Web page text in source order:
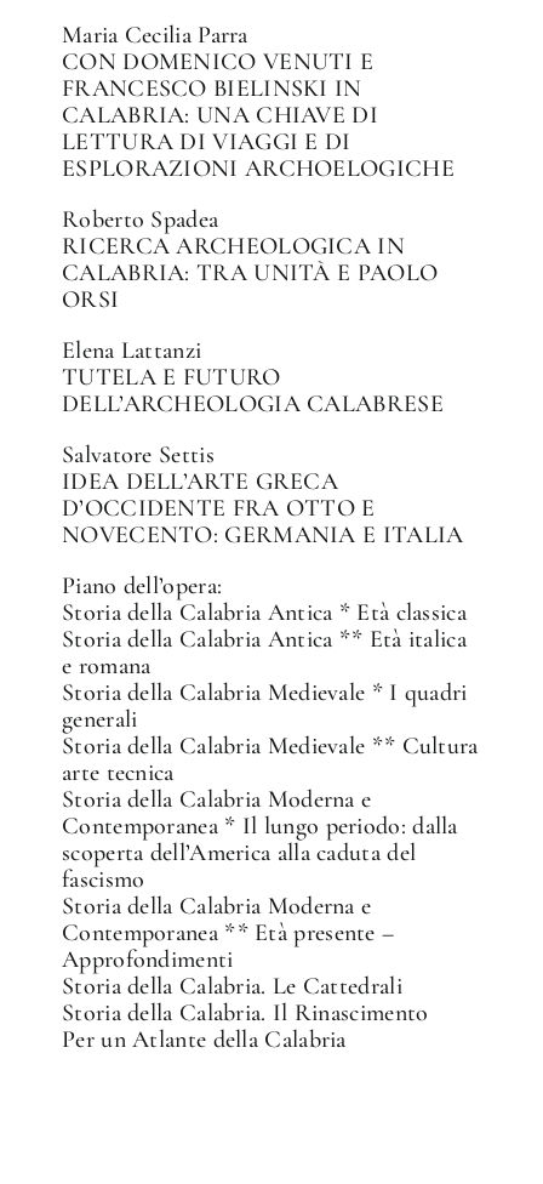
Maria Cecilia Parra
CON DOMENICO VENUTI E
FRANCESCO BIELINSKI IN
CALABRIA: UNA CHIAVE DI
LETTURA DI VIAGGI E DI
ESPLORAZIONI ARCHOELOGICHE
Roberto Spadea
RICERCA ARCHEOLOGICA IN
CALABRIA: TRA UNITÀ E PAOLO
ORSI
Elena Lattanzi
TUTELA E FUTURO
DELL’ARCHEOLOGIA CALABRESE
Salvatore Settis
IDEA DELL’ARTE GRECA
D’OCCIDENTE FRA OTTO E
NOVECENTO: GERMANIA E ITALIA
Piano dell’opera:
Storia della Calabria Antica * Età classica
Storia della Calabria Antica ** Età italica
e romana
Storia della Calabria Medievale * I quadri
generali
Storia della Calabria Medievale ** Cultura
arte tecnica
Storia della Calabria Moderna e
Contemporanea * Il lungo periodo: dalla
scoperta dell’America alla caduta del
fascismo
Storia della Calabria Moderna e
Contemporanea ** Età presente –
Approfondimenti
Storia della Calabria. Le Cattedrali
Storia della Calabria. Il Rinascimento
Per un Atlante della Calabria